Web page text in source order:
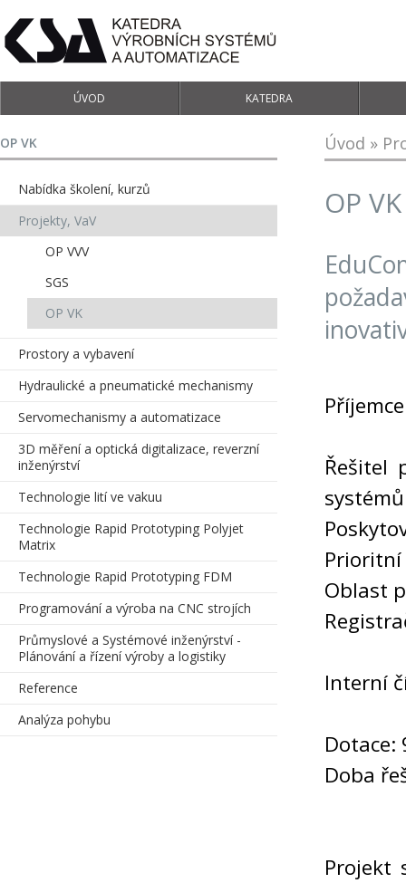
ÚVOD KATEDRA
Úvod »
OP VK
Řešitel
systémů
Prioritní
Oblast
Interní
Dotace:
Doba
Projekt
OP VK
Nabídka školení, kurzů
Projekty, VaV
OP VVV
SGS
OP VK
Prostory a vybavení
Hydraulické a pneumatické mechanismy
Servomechanismy a automatizace
3D měření a optická digitalizace, reverzní
inženýrství
Technologie lití ve vakuu
Technologie Rapid Prototyping Polyjet
Matrix
Technologie Rapid Prototyping FDM
Programování a výroba na CNC strojích
Průmyslové a Systémové inženýrství -
Plánování a řízení výroby a logistiky
Reference
Analýza pohybu